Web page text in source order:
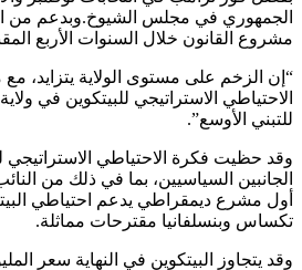
الجمهوري في مجلس الشيوخ.وبدعم من
مشروع القانون خلال السنوات الأربع
“إن الزخم على مستوى الولاية يتزايد،
الاحتياطي الاستراتيجي للبيتكوين في
للتبني الأوسع”.
وقد حظيت فكرة الاحتياطي الاستراتيجي
الجانبين السياسيين، بما في ذلك من
أول مشرع ديمقراطي يدعم احتياطي
تكساس وبنسلفانيا مقترحات مماثلة.
وقد يتجاوز البيتكوين في النهاية سعر